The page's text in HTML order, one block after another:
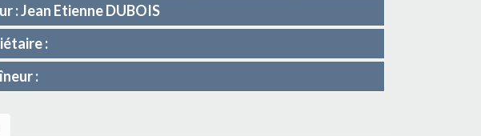
: Jean Etienne DUBOIS
:
: